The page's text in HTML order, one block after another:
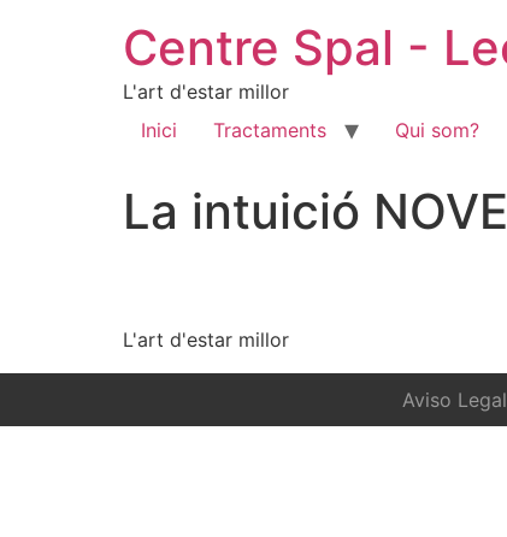
Centre Spal -
L'art d'estar millor
Inici
Tractaments Qui som?
La intuició
L'art d'estar millor
Aviso Legal